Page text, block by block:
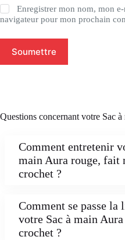
Enregistrer mon nom, mon
navigateur pour mon prochain
Soumettre
Questions concernant votre Sac
Comment entretenir
main Aura rouge, fait
crochet ?
Comment se passe la
votre Sac à main
crochet ?